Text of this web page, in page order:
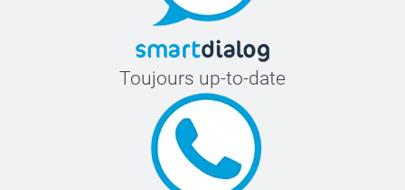
Toujours up-to-date